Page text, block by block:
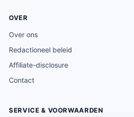
OVER
Over ons
Redactioneel beleid
Affiliate-disclosure
Contact
SERVICE & VOORWAARDEN